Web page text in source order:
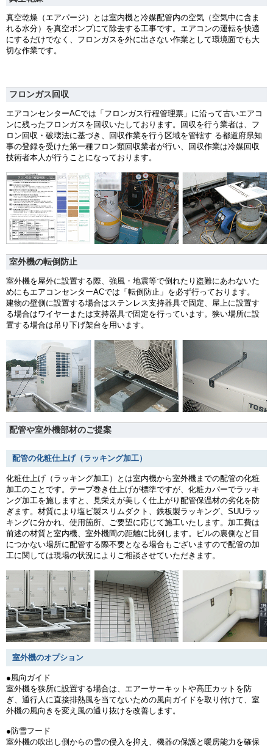
真空乾燥（エアパージ）とは室内機と冷媒配管内の空気（空気中に含ま
れる水分）を真空ポンプにて除去する工事です。エアコンの運転を快適
にするだけでなく、フロンガスを外に出さない作業として環境面でも大
切な作業です。
フロンガス回収
エアコンセンターACでは「フロンガス行程管理票」に沿って古いエアコ
ンに残ったフロンガスを回収いたしております。回収を行う業者は、フ
ロン回収・破壊法に基づき、回収作業を行う区域を管轄す る都道府県知
事の登録を受けた第一種フロン類回収業者が行い、回収作業は冷媒回収
技術者本人が行うことになっております。
室外機の転倒防止
室外機を屋外に設置する際、強風・地震等で倒れたり盗難にあわないた
めにもエアコンセンターACでは「転倒防止」を必ず行っております。
建物の壁側に設置する場合はステンレス支持器具で固定、屋上に設置す
る場合はワイヤーまたは支持器具で固定を行っています。狭い場所に設
置する場合は吊り下げ架台を用います。
配管や室外機部材のご提案
配管の化粧仕上げ（ラッキング加工）
化粧仕上げ（ラッキング加工）とは室内機から室外機までの配管の化粧
加工のことです。テープ巻き仕上げが標準ですが、化粧カバーでラッキ
ング加工を施しますと、見栄えが美しく仕上がり配管保温材の劣化を防
ぎます。材質により塩ビ製スリムダクト、鉄板製ラッキング、SUUラッ
キングに分かれ、使用箇所、ご要望に応じて施工いたします。加工費は
前述の材質と室内機、室外機間の距離に比例します。ビルの裏側など目
につかない場所に配管する際不要となる場合もございますので配管の加
工に関しては現場の状況によりご相談させていただきます。
室外機のオプション
●風向ガイド
室外機を狭所に設置する場合は、エアーサーキットや高圧カットを防
ぎ、通行人に直接排熱風を当てないための風向ガイドを取り付けて、室
外機の風向きを変え風の通り抜けを改善します。
●防雪フード
室外機の吹出し側からの雪の侵入を抑え、機器の保護と暖房能力を確保